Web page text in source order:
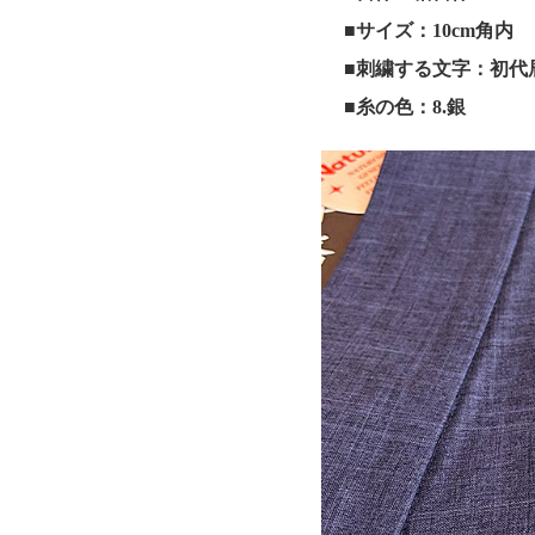
■サイズ：10cm角内
■刺繍する文字：初代
■糸の色：8.銀